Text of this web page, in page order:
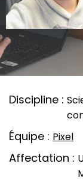
Discipline
Équipe Pixel
Affectation